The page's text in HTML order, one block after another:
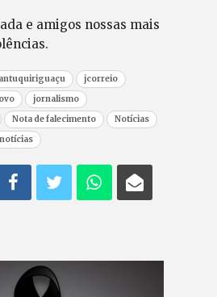
e amigos nossas mais
jcorreio
jornalismo
Nota de falecimento
Notícias